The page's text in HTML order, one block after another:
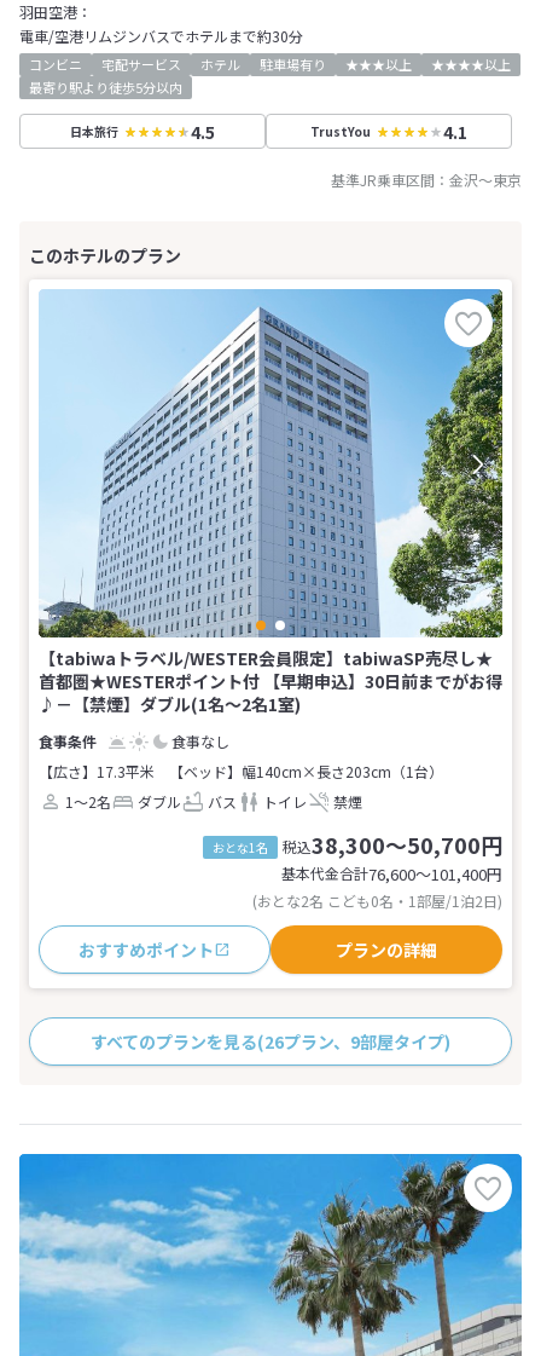
羽田空港：
電車/空港リムジンバスでホテルまで約30分
コンビニ 宅配サービス ホテル 駐車場有り ★★★以上
★★★★以上
最寄り駅より徒歩5分以内
日本旅行 4.5 TrustYou 4.1
基準JR乗車区間： 金沢～東京
【tabiwaトラベル/WESTER会員限定】tabiwaSP売尽し★
首都圏★WESTERポイント付 【早期申込】30日前までがお得
♪－【禁煙】ダブル(1名～2名1室)
食事なし
【広さ】17.3平米
【ベッド】幅140cm×長さ203cm（1台）
1～2名
ダブル バス トイレ 禁煙
おとな1名 税込38,300～50,700円
基本代金合計76,600〜101,400円
(おとな2名 こども0名・1部屋/1泊2日)
おすすめポイント プランの詳細
すべてのプランを見る(26プラン、9部屋タイプ)